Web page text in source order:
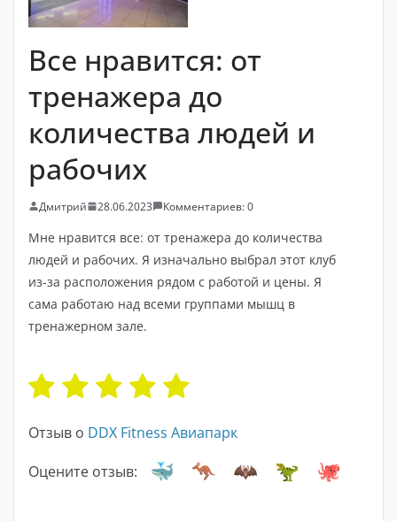
Все нравится: от
тренажера до
количества людей и
рабочих
Дмитрий 28.06.2023 Комментариев: 0
Мне нравится все: от тренажера до количества
людей и рабочих. Я изначально выбрал этот клуб
из-за расположения рядом с работой и цены. Я
сама работаю над всеми группами мышц в
тренажерном зале.
Отзыв о DDX Fitness Авиапарк
Оцените отзыв: